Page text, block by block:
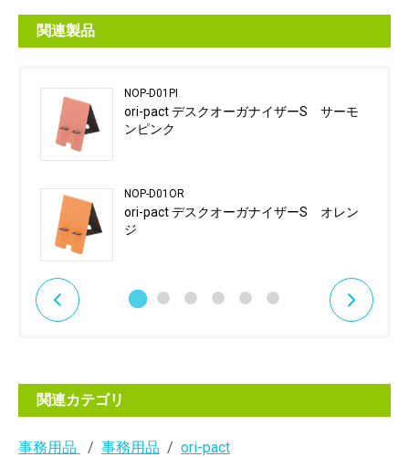
関連製品
NOP-D01PI
ori-pact デスクオーガナイザーS サーモ
ンピンク
NOP-D01OR
ori-pact デスクオーガナイザーS オレン
ジ
関連カテゴリ
事務用品 事務用品 ori-pact